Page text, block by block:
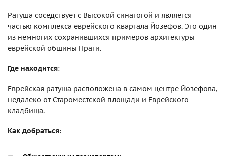
Ратуша соседствует с Высокой синагогой и является
частью комплекса еврейского квартала Йозефов. Это один
из немногих сохранившихся примеров архитектуры
еврейской общины Праги.
Где находится:
Еврейская ратуша расположена в самом центре Йозефова,
недалеко от Староместской площади и Еврейского
кладбища.
Как добраться: